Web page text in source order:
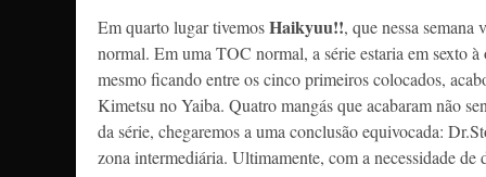
Em quarto lugar tivemosHaikyuu!!, que nessa
normal. Em uma TOC normal, a série estaria em sexto
mesmo ficando entre os cinco primeiros colocados,
Kimetsu no Yaiba. Quatro mangás que acabaram não
da série, chegaremos a uma conclusão equivocada:
zona intermediária. Ultimamente, com a necessidade